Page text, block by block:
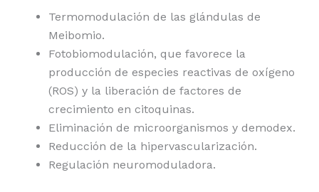
Termomodulación de las glándulas de
Meibomio.
Fotobiomodulación, que favorece la
producción de especies reactivas de oxígeno
(ROS) y la liberación de factores de
crecimiento en citoquinas.
Eliminación de microorganismos y demodex.
Reducción de la hipervascularización.
Regulación neuromoduladora.